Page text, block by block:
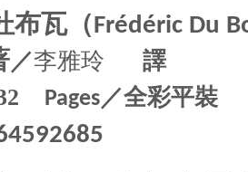
布瓦（Frédéric Du
／李雅玲 譯
Pages／全彩平裝